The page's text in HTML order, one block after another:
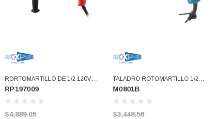
RORTOMARTILLO DE 1/2 120V
MILWAUKKE (RP197009)
RP197009
$4,889.05
TALADRO ROTOMARTILLO 1/2
MAKITA (M0801B)
M0801B
$3,448.56